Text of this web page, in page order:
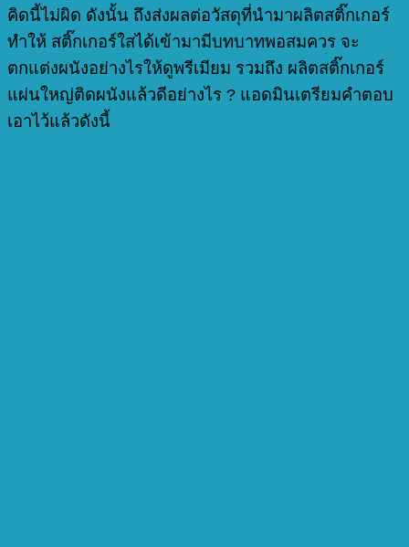
คิดนี้ไม่ผิด ดังนั้น ถึงส่งผลต่อวัสดุที่นำมาผลิตสติ๊กเกอร์
ทำให้ สติ๊กเกอร์ใสได้เข้ามามีบทบาทพอสมควร จะ
ตกแต่งผนังอย่างไรให้ดูพรีเมียม รวมถึง ผลิตสติ๊กเกอร์
แผ่นใหญ่ติดผนังแล้วดีอย่างไร ? แอดมินเตรียมคำตอบ
เอาไว้แล้วดังนี้